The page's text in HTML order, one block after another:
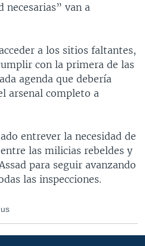
necesarias” van a
a los sitios faltantes,
con la primera de las
agenda que debería
arsenal completo a
entrever la necesidad de
las milicias rebeldes y
para seguir avanzando
las inspecciones.